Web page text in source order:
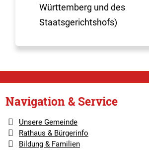
Württemberg und des
Staatsgerichtshofs)
Navigation & Service
Unsere Gemeinde
Rathaus & Bürgerinfo
Bildung & Familien